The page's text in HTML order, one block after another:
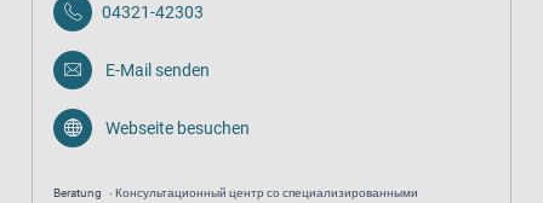
04321-42303
E-Mail senden
Webseite besuchen
Beratung
Консультационный центр со специализированными